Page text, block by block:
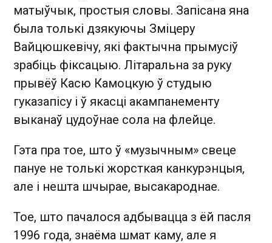
матыўчык, простыя словы. Запісана яна
была толькі дзякуючы Зміцеру
Вайцюшкевічу, які фактычна прымусіў
зрабіць фіксацыю. Літаральна за руку
прывёў Касю Камоцкую ў студыю
гуказапісу і ў якасці акампанементу
выканаў цудоўнае сола на флейце.
Гэта пра тое, што ў «музычным» свеце
пануе не толькі жорсткая канкурэнцыя,
але і нешта шчырае, высакароднае.
Тое, што пачалося адбывацца з ёй пасля
1996 года, знаёма шмат каму, але я